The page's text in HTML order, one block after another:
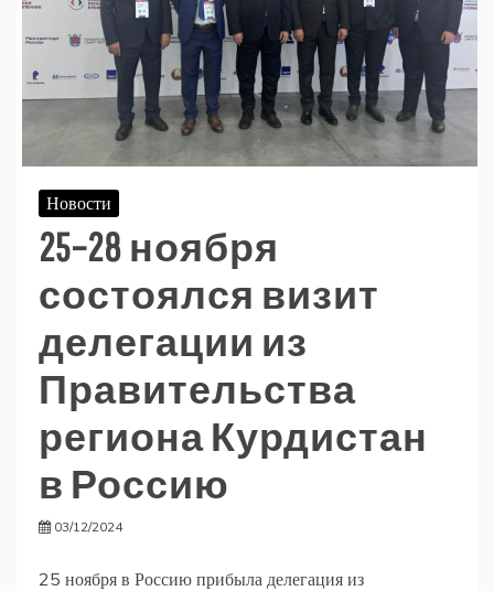
Новости
25–28 ноября
состоялся визит
делегации из
Правительства
региона Курдистан
в Россию
03/12/2024
25 ноября в Россию прибыла делегация из